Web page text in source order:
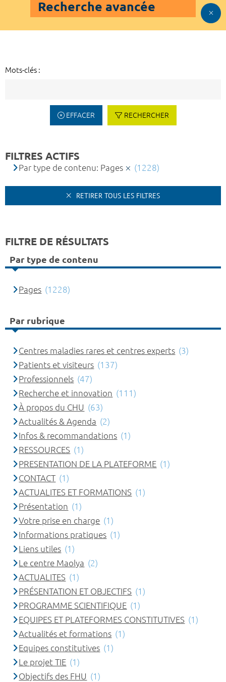
Recherche avancée
Mots-clés :
EFFACER RECHERCHER
FILTRES ACTIFS
Par type de contenu: Pages (1228)
RETIRER TOUS LES FILTRES
FILTRE DE RÉSULTATS
Par type de contenu
Pages (1228)
Par rubrique
Centres maladies rares et centres experts (3)
Patients et visiteurs (137)
Professionnels (47)
Recherche et innovation (111)
À propos du CHU (63)
Actualités & Agenda (2)
Infos & recommandations (1)
RESSOURCES (1)
PRESENTATION DE LA PLATEFORME (1)
CONTACT (1)
ACTUALITES ET FORMATIONS (1)
Présentation (1)
Votre prise en charge (1)
Informations pratiques (1)
Liens utiles (1)
Le centre Maolya (2)
ACTUALITES (1)
PRÉSENTATION ET OBJECTIFS (1)
PROGRAMME SCIENTIFIQUE (1)
EQUIPES ET PLATEFORMES CONSTITUTIVES (1)
Actualités et formations (1)
Equipes constitutives (1)
Le projet TIE (1)
Objectifs des FHU (1)